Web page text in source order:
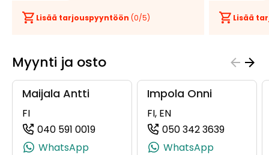
Lisää tarjouspyyntöön (0/5) Lisää
Myynti ja osto
Maijala Antti
FI
040 591 0019
(+358405910019, 0405910019, +358
WhatsApp
Impola Onni
FI, EN
050 342 3639
WhatsApp